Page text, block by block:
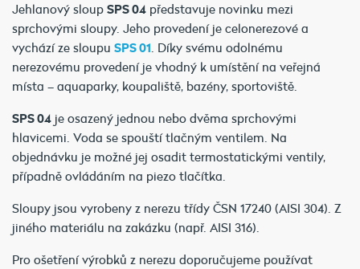
Jehlanový sloup SPS 04 představuje novinku mezi
sprchovými sloupy. Jeho provedení je celonerezové a
vychází ze sloupu SPS 01. Díky svému odolnému
nerezovému provedení je vhodný k umístění na veřejná
místa – aquaparky, koupaliště, bazény, sportoviště.
SPS 04 je osazený jednou nebo dvěma sprchovými
hlavicemi. Voda se spouští tlačným ventilem. Na
objednávku je možné jej osadit termostatickými ventily,
případně ovládáním na piezo tlačítka.
Sloupy jsou vyrobeny z nerezu třídy ČSN 17240 (AISI 304). Z
jiného materiálu na zakázku (např. AISI 316).
Pro ošetření výrobků z nerezu doporučujeme používat